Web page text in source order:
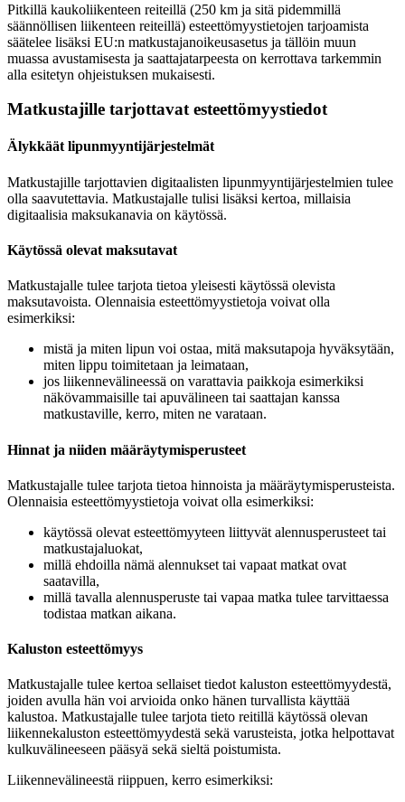
Pitkillä kaukoliikenteen reiteillä (250 km ja sitä pidemmillä
säännöllisen liikenteen reiteillä) esteettömyystietojen tarjoamista
säätelee lisäksi EU:n matkustajanoikeusasetus ja tällöin muun
muassa avustamisesta ja saattajatarpeesta on kerrottava tarkemmin
alla esitetyn ohjeistuksen mukaisesti.
Matkustajille tarjottavat esteettömyystiedot
Älykkäät lipunmyyntijärjestelmät
Matkustajille tarjottavien digitaalisten lipunmyyntijärjestelmien tulee
olla saavutettavia. Matkustajalle tulisi lisäksi kertoa, millaisia
digitaalisia maksukanavia on käytössä.
Käytössä olevat maksutavat
Matkustajalle tulee tarjota tietoa yleisesti käytössä olevista
maksutavoista. Olennaisia esteettömyystietoja voivat olla
esimerkiksi:
mistä ja miten lipun voi ostaa, mitä maksutapoja hyväksytään,
miten lippu toimitetaan ja leimataan,
jos liikennevälineessä on varattavia paikkoja esimerkiksi
näkövammaisille tai apuvälineen tai saattajan kanssa
matkustaville, kerro, miten ne varataan.
Hinnat ja niiden määräytymisperusteet
Matkustajalle tulee tarjota tietoa hinnoista ja määräytymisperusteista.
Olennaisia esteettömyystietoja voivat olla esimerkiksi:
käytössä olevat esteettömyyteen liittyvät alennusperusteet tai
matkustajaluokat,
millä ehdoilla nämä alennukset tai vapaat matkat ovat
saatavilla,
millä tavalla alennusperuste tai vapaa matka tulee tarvittaessa
todistaa matkan aikana.
Kaluston esteettömyys
Matkustajalle tulee kertoa sellaiset tiedot kaluston esteettömyydestä,
joiden avulla hän voi arvioida onko hänen turvallista käyttää
kalustoa. Matkustajalle tulee tarjota tieto reitillä käytössä olevan
liikennekaluston esteettömyydestä sekä varusteista, jotka helpottavat
kulkuvälineeseen pääsyä sekä sieltä poistumista.
Liikennevälineestä riippuen, kerro esimerkiksi: